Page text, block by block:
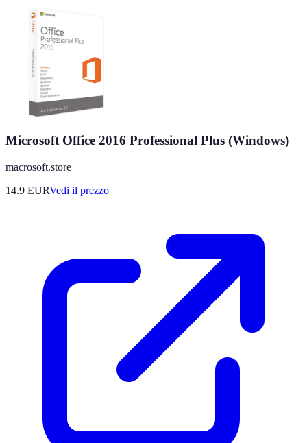
Microsoft Office 2016 Professional Plus (Windows)
macrosoft.store
14.9 EURVedi il prezzo